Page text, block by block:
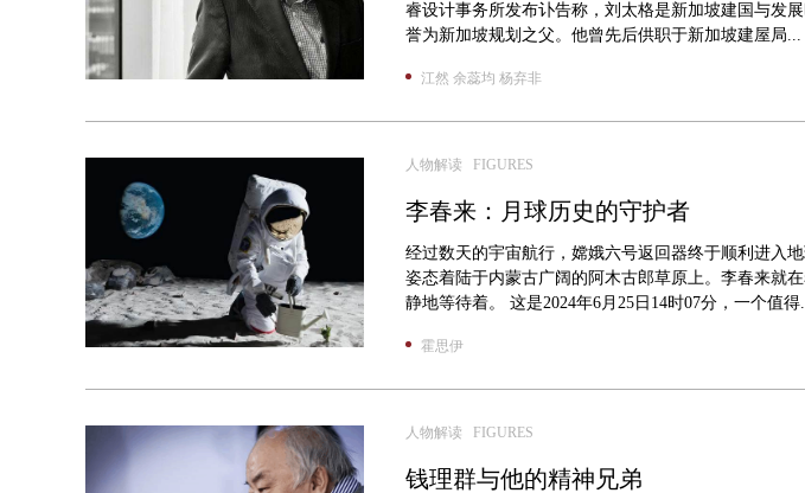
睿设计事务所发布讣告称，刘太格是新加坡建国与发
誉为新加坡规划之父。他曾先后供职于新加坡建屋局...
江然 余蕊均 杨弃非
人物解读 FIGURES
李春来：月球历史的守护者
经过数天的宇宙航行，嫦娥六号返回器终于顺利进入
姿态着陆于内蒙古广阔的阿木古郎草原上。李春来就
静地等待着。 这是2024年6月25日14时07分，一个值得
霍思伊
人物解读 FIGURES
钱理群与他的精神兄弟